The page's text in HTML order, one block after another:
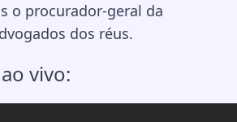
o procurador-geral da
dos réus.
vivo: